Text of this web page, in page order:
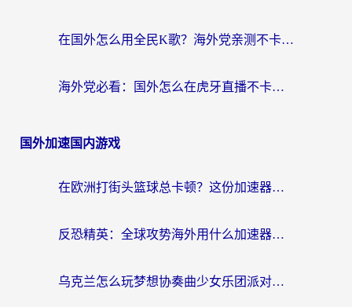
在国外怎么用全民K歌？海外党亲测不卡顿的回国加速秘籍
海外党必看：国外怎么在虎牙直播不卡顿？附腾讯视频网易云音乐解决方案
国外加速国内游戏
在欧洲打街头篮球总卡顿？这份加速器选择指南帮你解决延迟难题
反恐精英：全球攻势海外用什么加速器登录？海外党国服游戏畅玩指南
乌克兰怎么玩梦想协奏曲少女乐团派对？海外党国服游戏加速全攻略（附欧洲重生细胞荒野行动不卡技巧）